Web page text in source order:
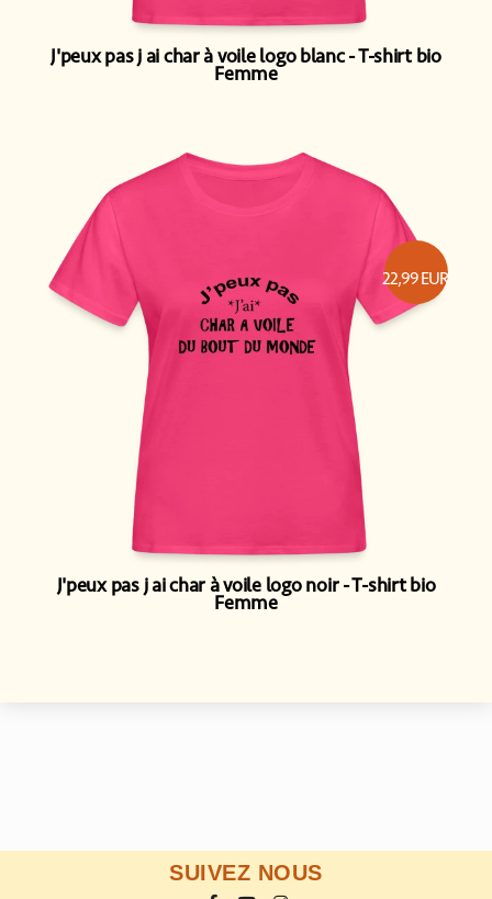
J'peux pas j ai char à voile logo blanc T-shirt bio
Femme
J'peux pas j ai char à voile logo noir T-shirt bio
Femme
22,99EUR
SUIVEZ NOUS